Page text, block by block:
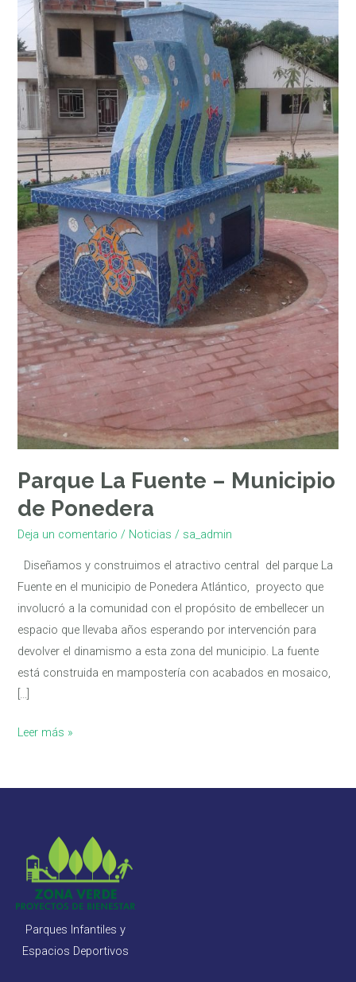
Parque La Fuente – Municipio
de Ponedera
Deja un comentario / Noticias / sa_admin
Diseñamos y construimos el atractivo central del parque La
Fuente en el municipio de Ponedera Atlántico, proyecto que
involucró a la comunidad con el propósito de embellecer un
espacio que llevaba años esperando por intervención para
devolver el dinamismo a esta zona del municipio. La fuente
está construida en mampostería con acabados en mosaico,
[…]
Ponedera
Leer más »
Parques Infantiles y
Espacios Deportivos